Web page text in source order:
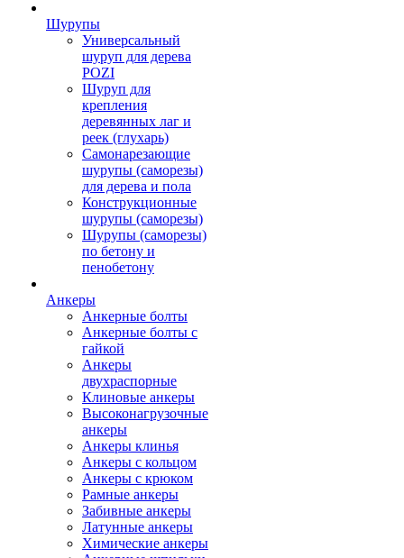
Шурупы
Универсальный
шуруп для дерева
POZI
Шуруп для
крепления
деревянных лаг и
реек (глухарь)
Самонарезающие
шурупы (саморезы)
для дерева и пола
Конструкционные
шурупы (саморезы)
Шурупы (саморезы)
по бетону и
пенобетону
Анкеры
Анкерные болты
Анкерные болты с
гайкой
Анкеры
двухраспорные
Клиновые анкеры
Высоконагрузочные
анкеры
Анкеры клинья
Анкеры с кольцом
Анкеры с крюком
Рамные анкеры
Забивные анкеры
Латунные анкеры
Химические анкеры